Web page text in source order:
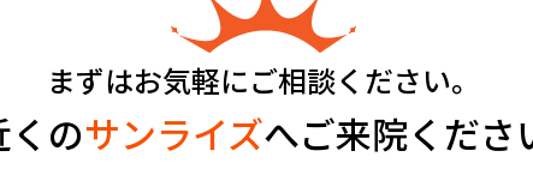
まずはお気軽にご相談ください。
くのサンライズへご来院くださ